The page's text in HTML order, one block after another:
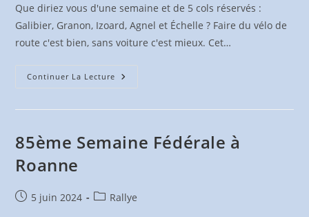
Que diriez vous d'une semaine et de 5 cols réservés :
Galibier, Granon, Izoard, Agnel et Échelle ? Faire du vélo de
route c'est bien, sans voiture c'est mieux. Cet…
Continuer La Lecture Tournée
Alpes
85ème Semaine Fédérale à
Roanne
Publication
5 juin 2024
PostRallye